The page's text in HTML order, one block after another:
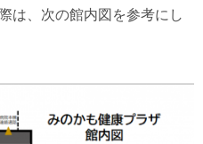
は、次の館内図を参考にし